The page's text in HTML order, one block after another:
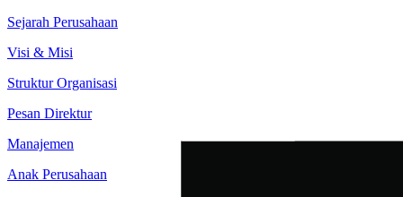
Sejarah Perusahaan
Visi & Misi
Struktur Organisasi
Pesan Direktur
Manajemen
Anak Perusahaan